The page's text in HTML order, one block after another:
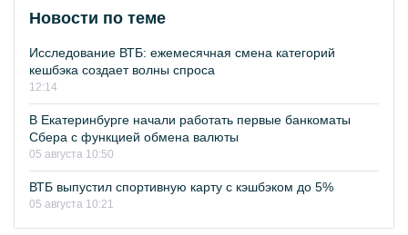
Новости по теме
Исследование ВТБ: ежемесячная смена категорий
кешбэка создает волны спроса
12:14
В Екатеринбурге начали работать первые банкоматы
Сбера с функцией обмена валюты
05 августа 10:50
ВТБ выпустил спортивную карту с кэшбэком до 5%
05 августа 10:21